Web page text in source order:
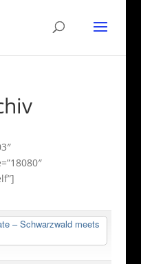
– Schwarzwald meets